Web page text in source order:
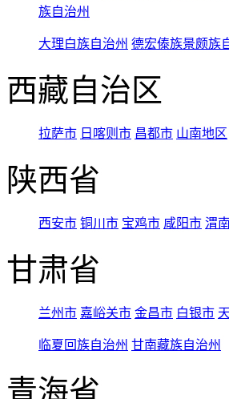
族自治州
大理白族自治州 德宏傣族景颇族
西藏自治区
拉萨市 日喀则市 昌都市 山南地区
陕西省
西安市 铜川市 宝鸡市 咸阳市 渭
甘肃省
兰州市 嘉峪关市 金昌市 白银市
临夏回族自治州 甘南藏族自治州
青海省